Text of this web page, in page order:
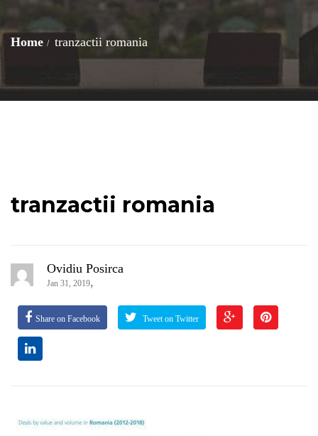
Home tranzactii romania
tranzactii romania
Ovidiu Posirca
Jan 31, 2019,
Share on Facebook Tweet on Twitter